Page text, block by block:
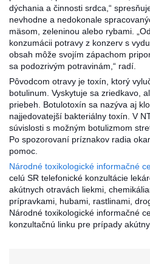
dýchania a činnosti srdca,“
nevhodne a nedokonale
mäsom, zeleninou alebo rybami.
konzumácii potravy z konzerv s
obsah môže svojím zápachom
sa podozrivým potravinám,“ radí.
Pôvodcom otravy je toxín, ktorý
botulinum. Vyskytuje sa zriedkavo,
priebeh. Botulotoxín sa nazýva aj
najjedovatejší bakteriálny toxín. V
súvislosti s možným botulizmom
Po spozorovaní príznakov radia
pomoc.
Národné toxikologické informačné
celú SR telefonické konzultácie
akútnych otravách liekmi,
prípravkami, hubami, rastlinami,
Národné toxikologické informačné
konzultačnú linku pre prípady